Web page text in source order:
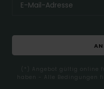
(*) Angebot gültig online
haben - Alle Bedingungen